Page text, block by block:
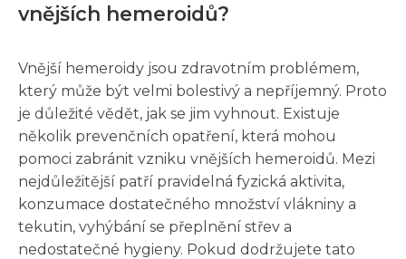
vnějších hemeroidů?
Vnější hemeroidy jsou zdravotním problémem,
který může být velmi bolestivý a nepříjemný. Proto
je důležité vědět, jak se jim vyhnout. Existuje
několik prevenčních opatření, která mohou
pomoci zabránit vzniku vnějších hemeroidů. Mezi
nejdůležitější patří pravidelná fyzická aktivita,
konzumace dostatečného množství vlákniny a
tekutin, vyhýbání se přeplnění střev a
nedostatečné hygieny. Pokud dodržujete tato